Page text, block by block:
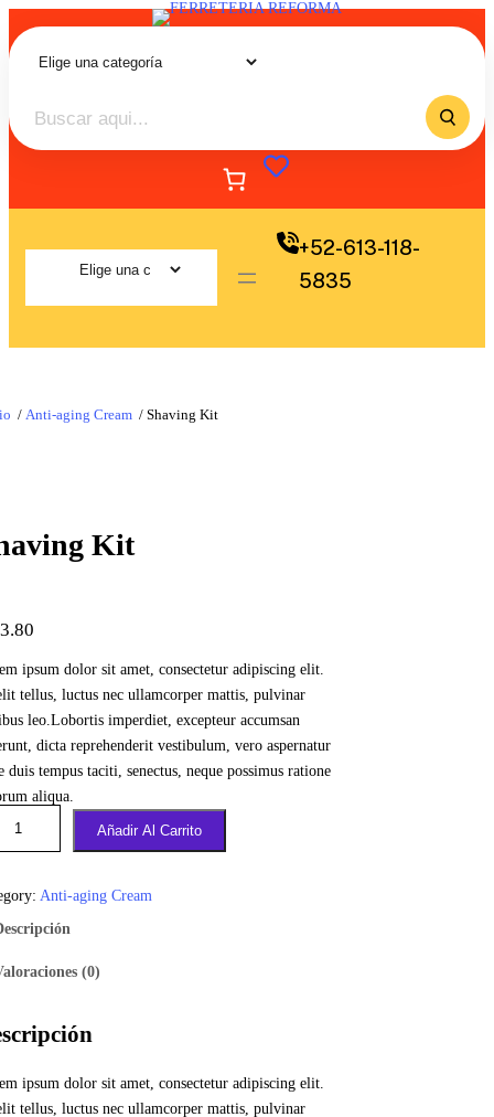
+52-613-118-
5835
/ Anti-aging Cream / Shaving Kit
Kit
ipsum dolor sit amet, consectetur adipiscing elit.
tellus, luctus nec ullamcorper mattis, pulvinar
leo.Lobortis imperdiet, excepteur accumsan
dicta reprehenderit vestibulum, vero aspernatur
duis tempus taciti, senectus, neque possimus ratione
aliqua.
Añadir Al Carrito
Anti-aging Cream
(0)
ipsum dolor sit amet, consectetur adipiscing elit.
tellus, luctus nec ullamcorper mattis, pulvinar